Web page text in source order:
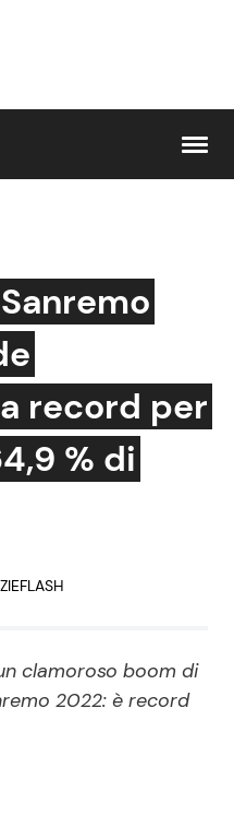
Gossip e TV
Bellezze VIP
Coppie VIP
Soap Opera
record per
% di
clamoroso boom di
2022: è record